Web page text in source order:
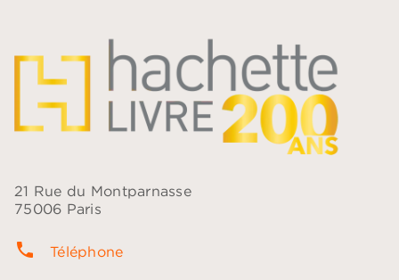
21 Rue du Montparnasse
75006 Paris
phone Téléphone